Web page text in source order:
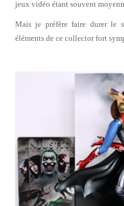
jeux vidéo étant souvent
Mais je préfère faire durer le
éléments de ce collector fort